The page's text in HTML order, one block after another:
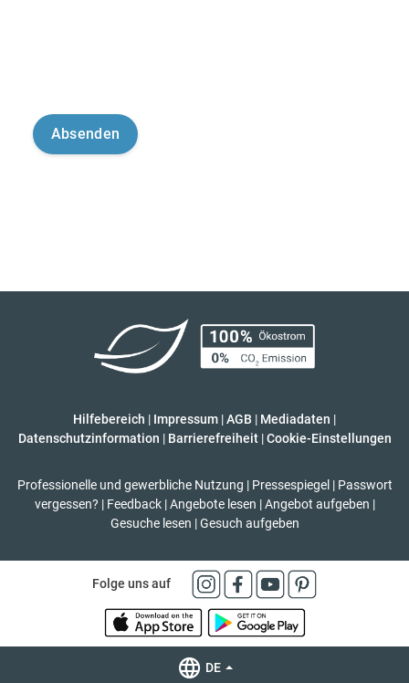
Hilfebereich | Impressum |AGB | Mediadaten |
Datenschutzinformation | Barrierefreiheit | Cookie-Einstellungen
Professionelle und gewerbliche Nutzung | Pressespiegel | Passwort
vergessen? | Feedback | Angebote lesen | Angebot aufgeben |
Gesuche lesen | Gesuch aufgeben
Folge uns auf
DE